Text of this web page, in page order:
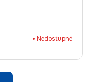
Nedostupné